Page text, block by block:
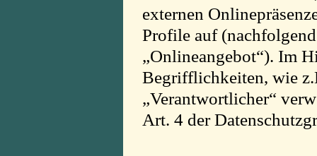
externen
Profile auf
„Onlineangebot“). Im
Begrifflichkeiten, wie
„Verantwortlicher“
Art. 4 der